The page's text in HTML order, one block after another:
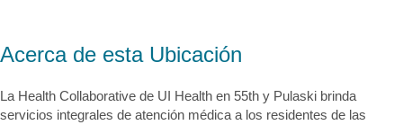
Acerca de esta Ubicación
La Health Collaborative de UI Health en 55th y Pulaski brinda
servicios integrales de atención médica a los residentes de las